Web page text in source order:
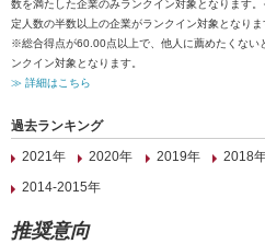
数を満たした企業のみランクイン対象となります
定人数の半数以上の企業がランクイン対象となりま
※総合得点が60.00点以上で、他人に薦めたくない
ンクイン対象となります。
≫ 詳細はこちら
過去ランキング
2021年
2020年 2019年 2018
2014-2015年
推奨意向